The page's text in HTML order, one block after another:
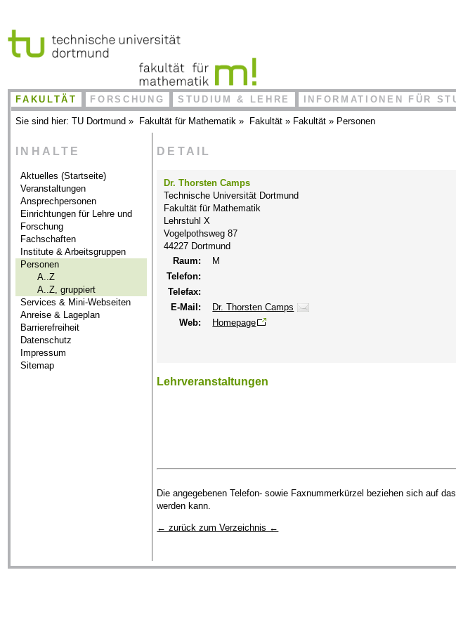
FAKULTÄT FORSCHUNG STUDIUM & LEHRE INFORMATIONEN FÜR
Sie sind hier:TU Dortmund » Fakultät für Mathematik » Fakultät » Fakultät » Personen
INHALTE
Aktuelles (Startseite)
Veranstaltungen
Ansprechpersonen
Einrichtungen für Lehre und
Forschung
Fachschaften
Institute & Arbeitsgruppen
Personen
A..Z
A..Z, gruppiert
Services & Mini-Webseiten
Anreise & Lageplan
Barrierefreiheit
Datenschutz
Impressum
Sitemap
DETAIL
Dr. Thorsten Camps
Technische Universität Dortmund
Fakultät für Mathematik
Lehrstuhl X
Vogelpothsweg 87
44227 Dortmund
Raum:
M
Telefon:
Telefax:
E-Mail:
Dr. Thorsten Camps
Web:
Homepage
Lehrveranstaltungen
Die angegebenen Telefon- sowie Faxnummerkürzel beziehen sich auf
werden kann.
← zurück zum Verzeichnis ←